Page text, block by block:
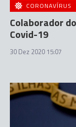
CORONAVÍRUS
Colaborador
Covid-19
30 Dez 2020 15:07